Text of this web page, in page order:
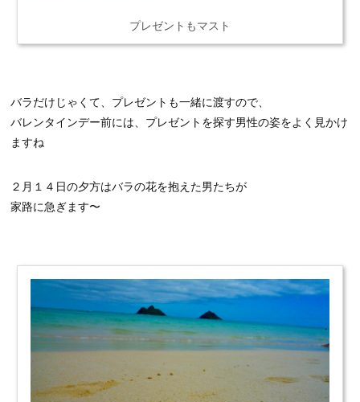
プレゼントもマスト
バラだけじゃくて、プレゼントも一緒に渡すので、
バレンタインデー前には、プレゼントを探す男性の姿をよく見かけ
ますね
２月１４日の夕方はバラの花を抱えた男たちが
家路に急ぎます〜